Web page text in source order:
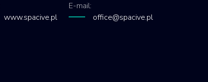
www.spacive.pl
E-mail:
office@spacive.pl